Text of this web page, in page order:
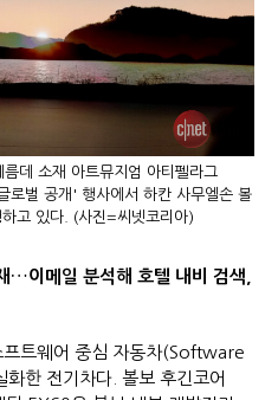
데 소재 아트뮤지엄 아티펠라그
벌 공개' 행사에서 하칸 사무엘손 볼
고 있다. (사진=씨넷코리아)
…이메일 분석해 호텔 내비 검색,
프트웨어 중심 자동차(Software
한 전기차다. 볼보 후긴코어